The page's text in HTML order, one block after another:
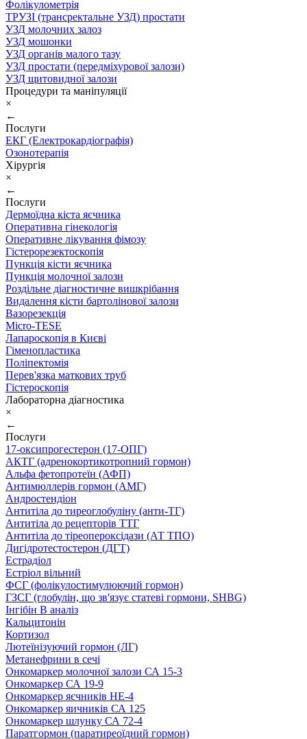
Фолікулометрія
ТРУЗІ (трансректальне УЗД) простати
УЗД молочних залоз
УЗД мошонки
УЗД органів малого тазу
УЗД простати (передміхурової залози)
УЗД щитовидної залози
Процедури та маніпуляції
×
←
Послуги
ЕКГ (Електрокардіографія)
Озонотерапія
Хірургія
×
←
Послуги
Дермоїдна кіста яєчника
Оперативна гінекологія
Оперативне лікування фімозу
Гістерорезектоскопія
Пункція кісти яєчника
Пункція молочної залози
Роздільне діагностичне вишкрібання
Видалення кісти бартолінової залози
Вазорезекція
Micro-TESE
Лапароскопія в Києві
Гіменопластика
Поліпектомія
Перев'язка маткових труб
Гістероскопія
Лабораторна діагностика
×
←
Послуги
17-оксипрогестерон (17-ОПГ)
АКТГ (адренокортикотропний гормон)
Альфа фетопротеїн (АФП)
Антимюллерів гормон (АМГ)
Андростендіон
Антитіла до тиреоглобуліну (анти-ТГ)
Антитіла до рецепторів ТТГ
Антитіла до тіреопероксідази (АТ ТПО)
Дигідротестостерон (ДГТ)
Естрадіол
Естріол вільний
ФСГ (фолікулостимулюючий гормон)
ГЗСГ (глобулін, що зв'язує статеві гормони, SHBG)
Інгібін B аналіз
Кальцитонін
Кортизол
Лютеїнізуючий гормон (ЛГ)
Метанефрини в сечі
Онкомаркер молочної залози СА 15-3
Онкомаркер СА 19-9
Онкомаркер яєчників НЕ-4
Онкомаркер яичників СА 125
Онкомаркер шлунку СА 72-4
Паратгормон (паратиреоїдний гормон)